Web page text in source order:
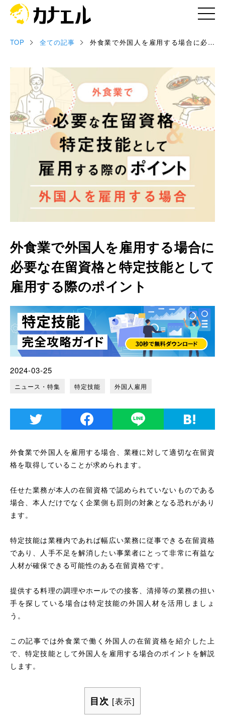
記事
お役立ち資料
セミナー情報
専門家情報
TOP 全ての記事
外食業で外国人を雇用する場合に必要
外食業で外国人を雇用する場合に
必要な在留資格と特定技能として
雇用する際のポイント
2024-03-25
ニュース・特集 特定技能 外国人雇用
外食業で外国人を雇用する場合、業種に対して適切な在留資
格を取得していることが求められます。
任せた業務が本人の在留資格で認められていないものである
場合、本人だけでなく企業側も罰則の対象となる恐れがあり
ます。
特定技能は業種内であれば幅広い業務に従事できる在留資格
であり、人手不足を解消したい事業者にとって非常に有益な
人材が確保できる可能性のある在留資格です。
提供する料理の調理やホールでの接客、清掃等の業務の担い
手を探している場合は特定技能の外国人材を活用しましょ
う。
この記事では外食業で働く外国人の在留資格を紹介した上
で、特定技能として外国人を雇用する場合のポイントを解説
します。
目次 [表示]